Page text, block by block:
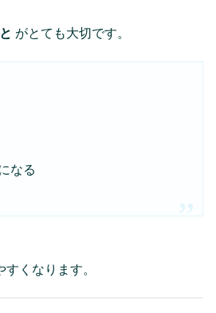
がとても大切です。
なる
くなります。